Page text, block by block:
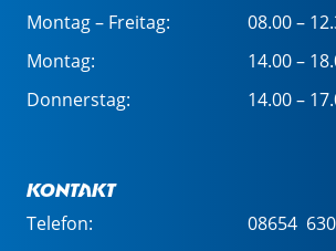
Montag – Freitag:
08.00 –
Montag:
14.00 –
Donnerstag:
14.00 –
Kontakt
Telefon: 08654